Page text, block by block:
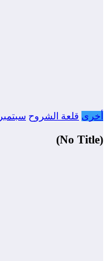
أخرى قلعة الشروح سبتمبر 26, 2015
(No Title)